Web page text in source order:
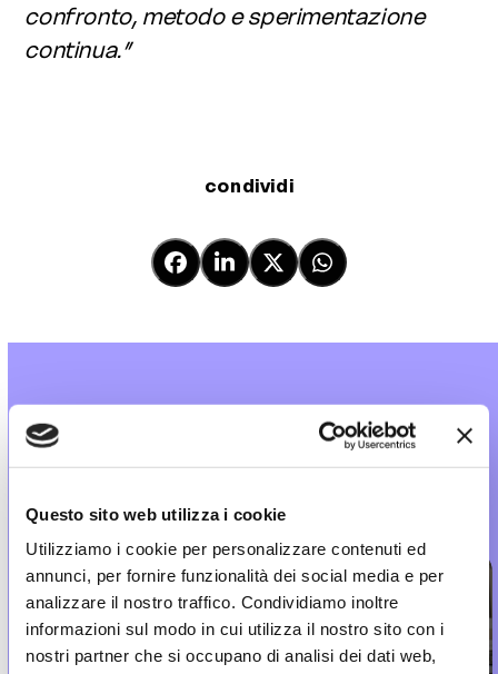
Questo sito web utilizza i cookie
Utilizziamo i cookie per personalizzare contenuti ed
annunci, per fornire funzionalità dei social media e per
analizzare il nostro traffico. Condividiamo inoltre
informazioni sul modo in cui utilizza il nostro sito con i
nostri partner che si occupano di analisi dei dati web,
confronto, metodo e sperimentazione
continua.”
condividi
un tema che
conosciamo bene
digital marketing website
LEZIO